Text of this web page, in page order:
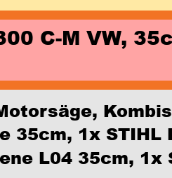
C-M VW,
35cm, 1x
L04 35cm,